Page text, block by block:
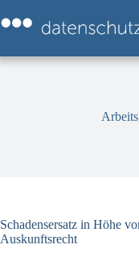
Inhalt
springen
Schadensersatz in Höhe
Auskunftsrecht